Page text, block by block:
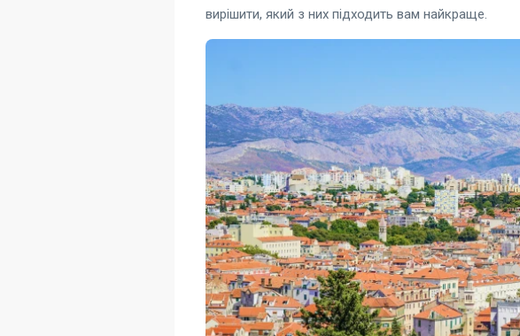
вирішити, який з них підходить вам найкраще.